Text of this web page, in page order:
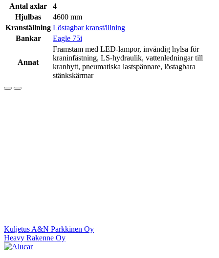
Antal axlar
4
Hjulbas
4600 mm
Kranställning Löstagbar kranställning
Bankar
Eagle 75i
Annat
Framstam med LED-lampor, invändig hylsa för
kraninfästning, LS-hydraulik, vattenledningar till
kranhytt, pneumatiska lastspännare, löstagbara
stänkskärmar
Inläggsnavigering
Kuljetus A&N Parkkinen Oy
Heavy Rakenne Oy